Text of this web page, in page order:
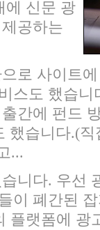
에 신문 광
공하는
로 사이트
스도 했습
간에 펀드
했습니다.(
...
니다. 우선
이 폐간된
플랫폼에 광